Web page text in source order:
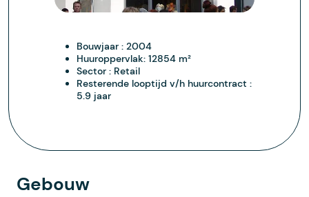
Bouwjaar :2004
Huuroppervlak:12854 m²
Sector : Retail
Resterende looptijd v/h huurcontract :
5.9 jaar
Gebouw